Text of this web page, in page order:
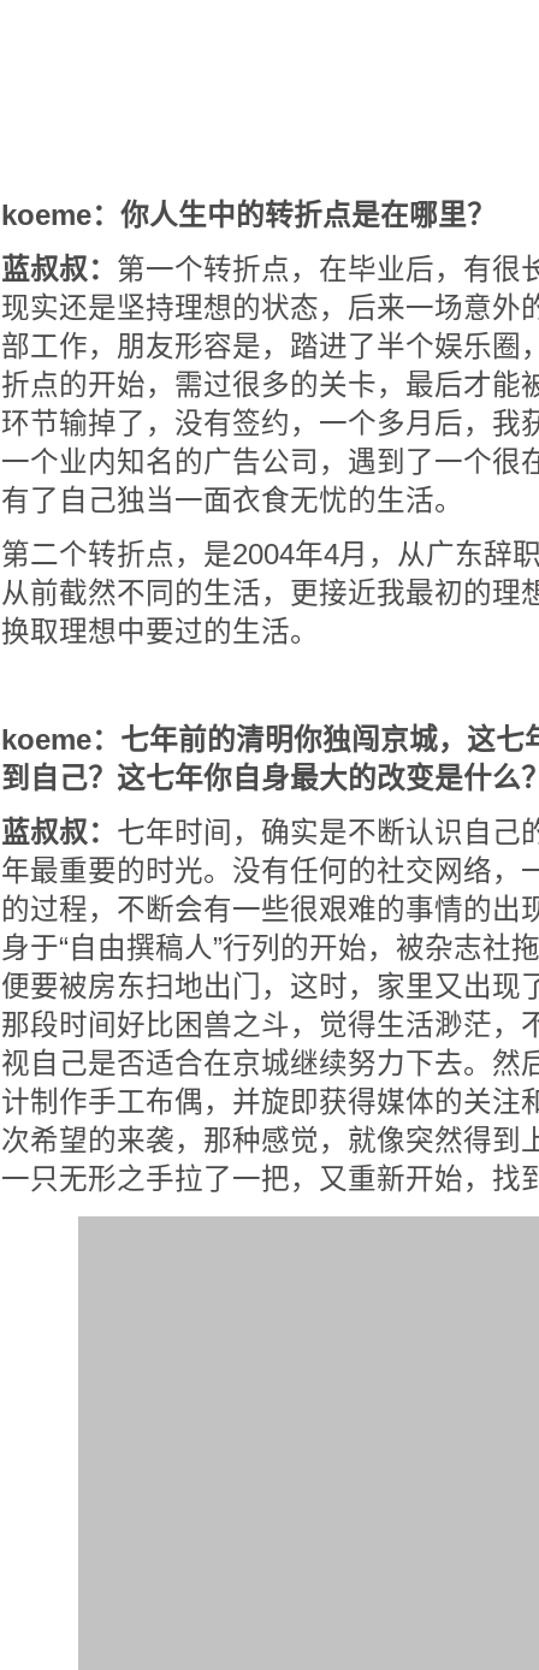
koeme：你人生中的转折点是在哪里？
蓝叔叔： 第一个转折点，在毕业后，有很
现实还是坚持理想的状态，后来一场意外
部工作，朋友形容是，踏进了半个娱乐圈
折点的开始，需过很多的关卡，最后才能
环节输掉了，没有签约，一个多月后，我
一个业内知名的广告公司，遇到了一个很
有了自己独当一面衣食无忧的生活。
第二个转折点，是2004年4月，从广东辞
从前截然不同的生活，更接近我最初的理
换取理想中要过的生活。
koeme：七年前的清明你独闯京城，这七
到自己？这七年你自身最大的改变是什么
蓝叔叔： 七年时间，确实是不断认识自己
年最重要的时光。没有任何的社交网络，
的过程，不断会有一些很艰难的事情的出
身于“自由撰稿人”行列的开始，被杂志社
便要被房东扫地出门，这时，家里又出现
那段时间好比困兽之斗，觉得生活渺茫，
视自己是否适合在京城继续努力下去。然
计制作手工布偶，并旋即获得媒体的关注
次希望的来袭，那种感觉，就像突然得到
一只无形之手拉了一把，又重新开始，找